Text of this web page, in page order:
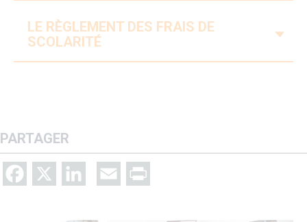
LE RÈGLEMENT DES FRAIS DE
SCOLARITÉ
PARTAGER
Facebook LinkedIn Email